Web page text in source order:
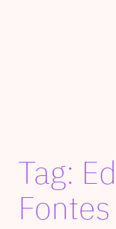
Tag:
Fontes